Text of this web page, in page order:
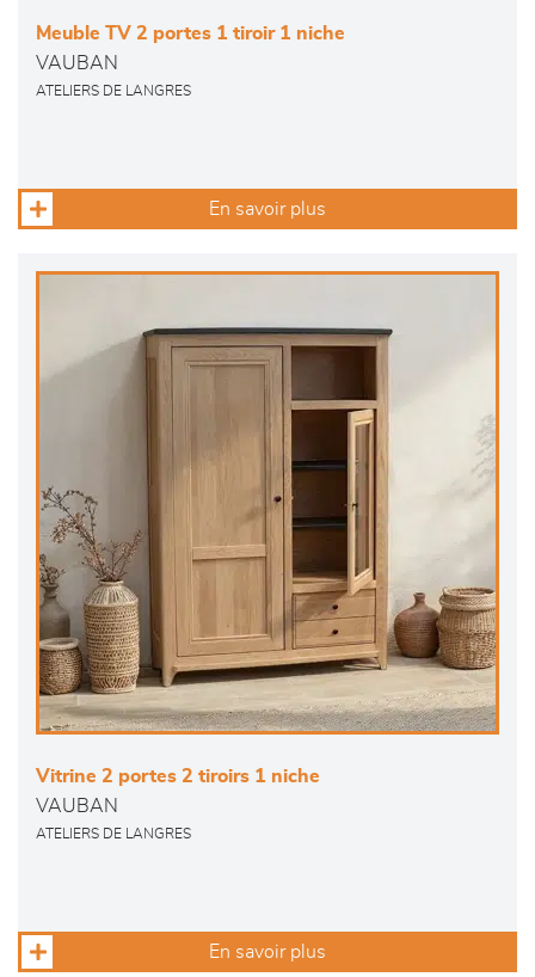
Meuble TV 2 portes 1 tiroir 1 niche
VAUBAN
ATELIERS DE LANGRES
En savoir plus
Vitrine 2 portes 2 tiroirs 1 niche
VAUBAN
ATELIERS DE LANGRES
En savoir plus